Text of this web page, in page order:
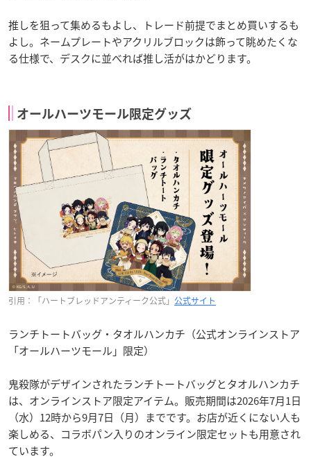
推しを狙って集めるもよし、トレード前提でまとめ買いするも
よし。ネームプレートやアクリルブロックは飾って眺めたくな
る仕様で、デスクに並べれば推し活がはかどります。
オールハーツモール限定グッズ
引用：「ハートブレッドアンティーク公式」 公式サイト
ランチトートバッグ・タオルハンカチ（公式オンラインストア
「オールハーツモール」限定）
鬼殺隊がデザインされたランチトートバッグとタオルハンカチ
は、オンラインストア限定アイテム。販売期間は2026年7月1日
（水）12時から9月7日（月）までです。お店が近くにない人も
楽しめる、コラボパン入りのオンライン限定セットも用意され
ています。